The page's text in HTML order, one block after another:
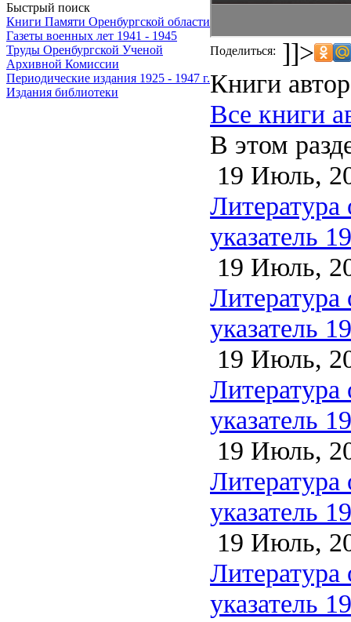
Быстрый поиск
Книги Памяти Оренбургской области
Газеты военных лет 1941 - 1945
Труды Оренбургской Ученой
Архивной Комиссии
Периодические издания 1925 - 1947 г.
Издания библиотеки
Поделиться: ]]>
Книги
Все книги
В этом
19 Июль,
Литература
указатель
19 Июль,
Литература
указатель
19 Июль,
Литература
указатель
19 Июль,
Литература
указатель
19 Июль,
Литература
указатель